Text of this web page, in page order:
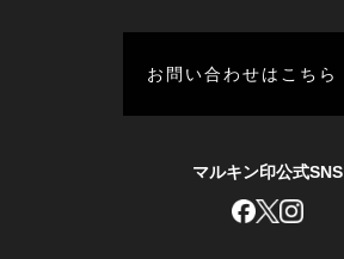
お問い合わせはこちら
マルキン印公式SNS